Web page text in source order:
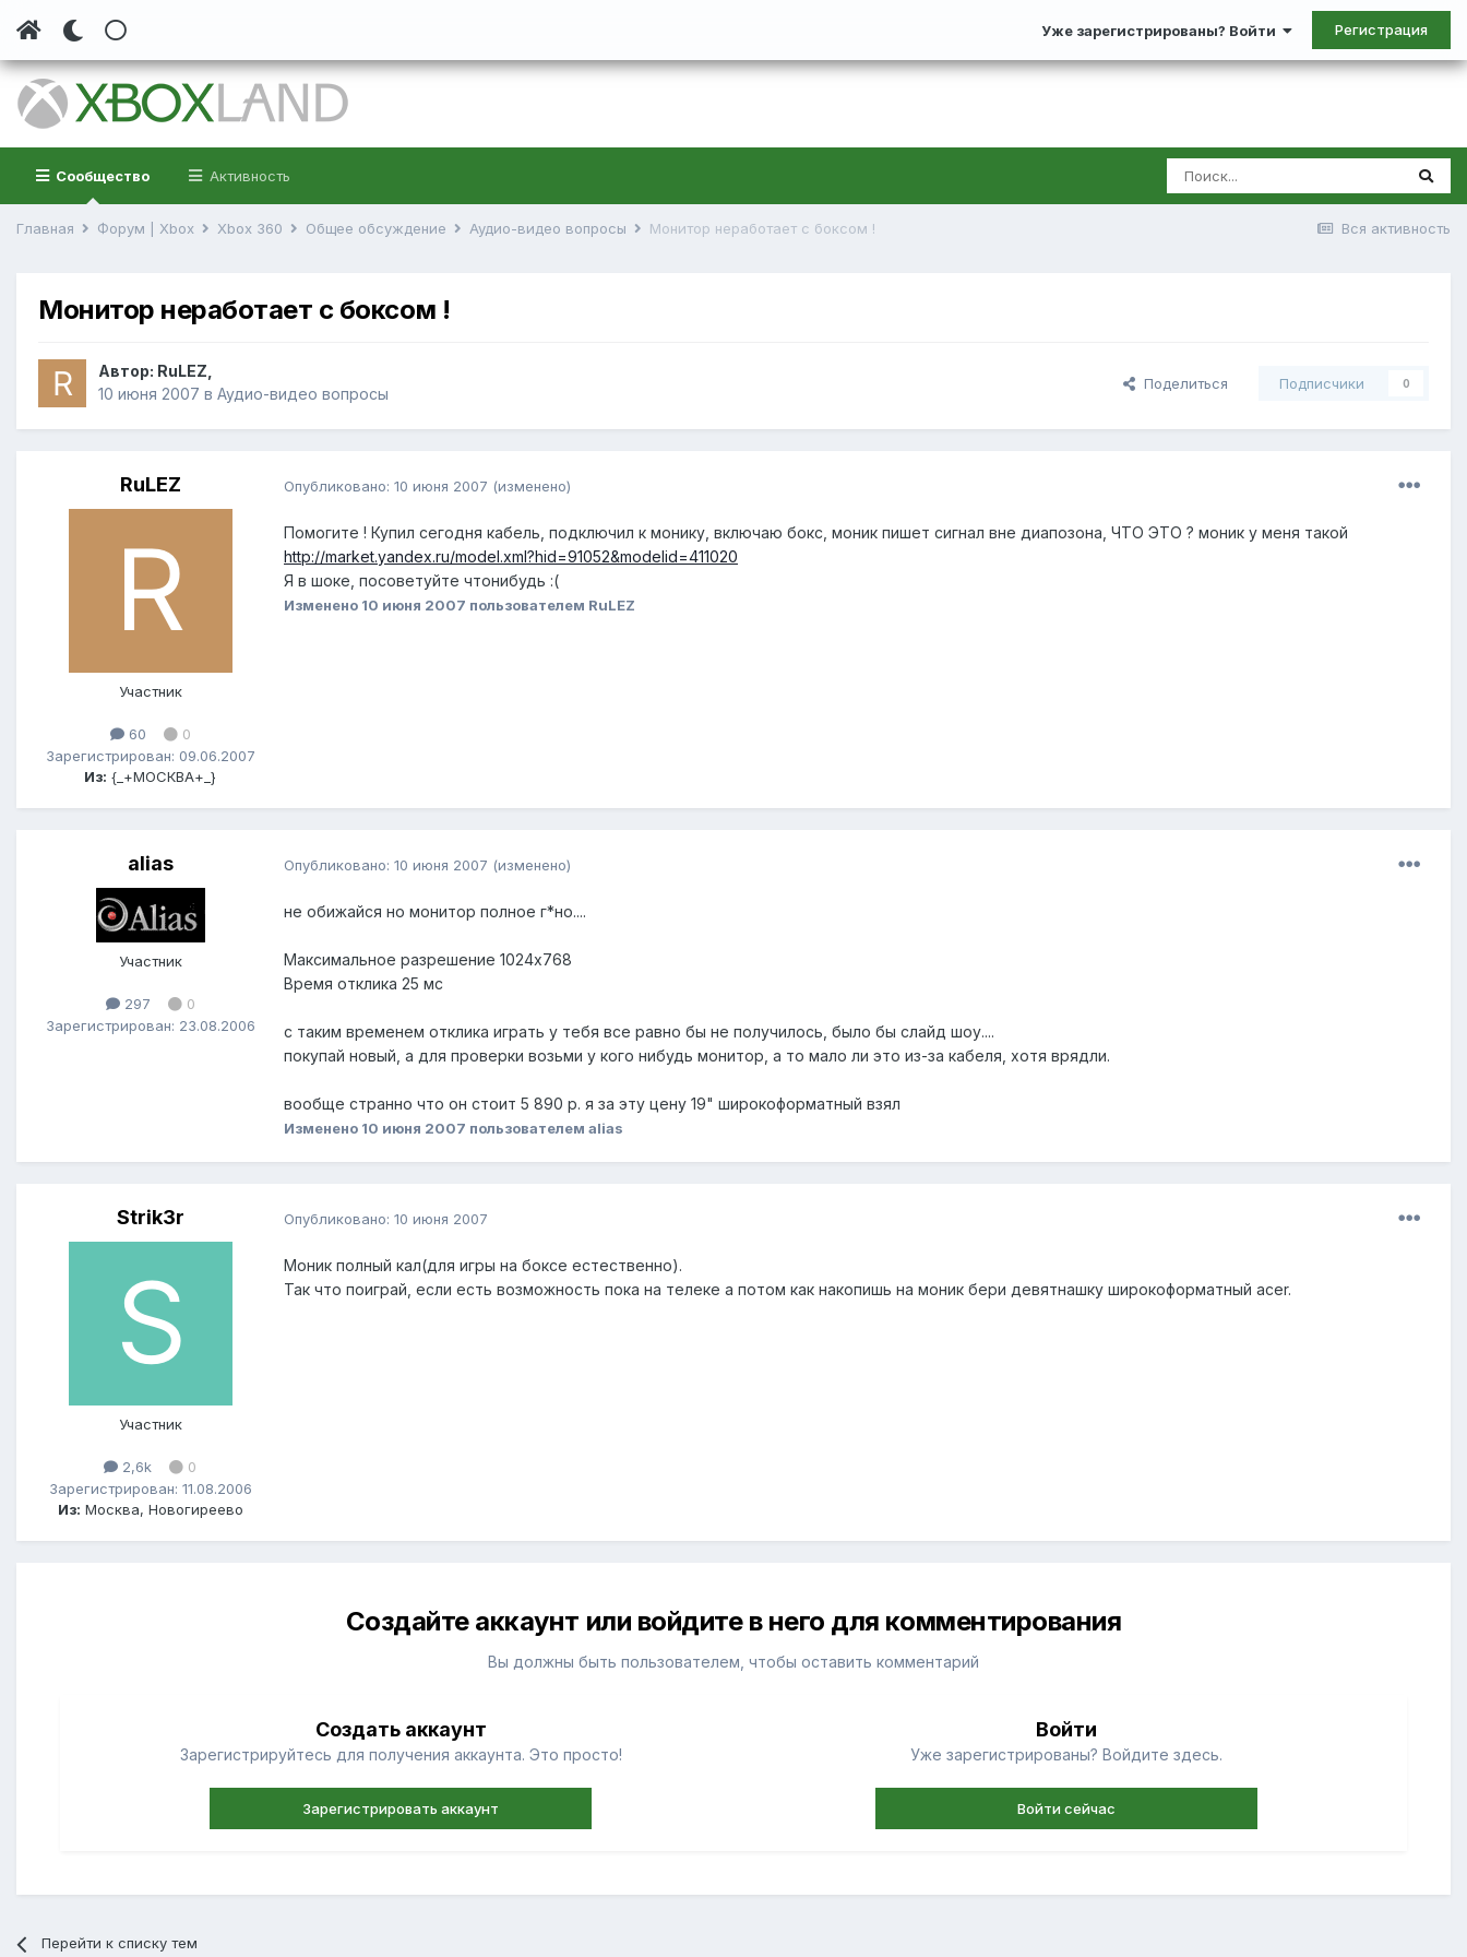
Уже зарегистрированы? Войти Регистрация
Сообщество Активность
Вся активность
Главная Форум | Xbox Xbox 360 Общее обсуждение Аудио-видео вопросы Монитор неработает с боксом !
Монитор неработает с боксом !
Автор: RuLEZ
10 июня 2007 в Аудио-видео вопросы
Поделиться Подписчики 0
RuLEZ
Участник
60
0
Зарегистрирован: 09.06.2007
Из: {_+МОСКВА+_}
Опубликовано: 10 июня 2007 (изменено)
Помогите ! Купил сегодня кабель, подключил к монику, включаю бокс, моник пишет сигнал вне диапозона, ЧТО ЭТО ? моник у меня такой
http://market.yandex.ru/model.xml?hid=91052&modelid=411020
Я в шоке, посоветуйте чтонибудь :(
Изменено 10 июня 2007 пользователем RuLEZ
alias
Участник
297
0
Зарегистрирован: 23.08.2006
Опубликовано: 10 июня 2007 (изменено)
не обижайся но монитор полное г*но....
Максимальное разрешение 1024x768
Время отклика 25 мс
с таким временем отклика играть у тебя все равно бы не получилось, было бы слайд шоу....
покупай новый, а для проверки возьми у кого нибудь монитор, а то мало ли это из-за кабеля, хотя врядли.
вообще странно что он стоит 5 890 р. я за эту цену 19" широкоформатный взял
Изменено 10 июня 2007 пользователем alias
Strik3r
Участник
2,6k
0
Зарегистрирован: 11.08.2006
Из: Москва, Новогиреево
Опубликовано: 10 июня 2007
Моник полный кал(для игры на боксе естественно).
Так что поиграй, если есть возможность пока на телеке а потом как накопишь на моник бери девятнашку широкоформатный acer.
Создайте аккаунт или войдите в него для комментирования
Вы должны быть пользователем, чтобы оставить комментарий
Создать аккаунт
Зарегистрируйтесь для получения аккаунта. Это просто!
Зарегистрировать аккаунт
Войти
Уже зарегистрированы? Войдите здесь.
Войти сейчас
Перейти к списку тем